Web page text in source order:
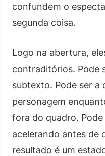
confundem o
segunda coisa.
Logo na abertura,
contraditórios. Pode
subtexto. Pode ser a
personagem
fora do quadro.
acelerando antes de
resultado é um